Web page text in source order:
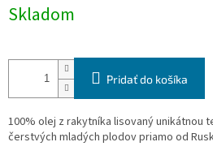
cena:
Skladom
Pridať do košíka
100% olej z rakytníka lisovaný unikátnou
čerstvých mladých plodov priamo od